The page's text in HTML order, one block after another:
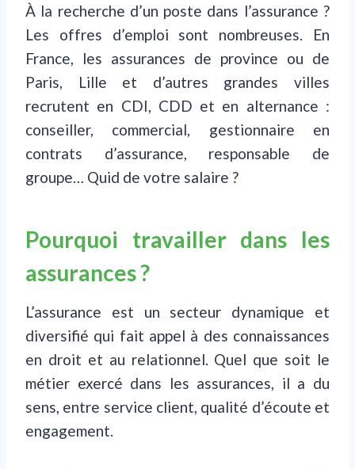
À la recherche d’un poste dans l’assurance ?
Les offres d’emploi sont nombreuses. En
France, les assurances de province ou de
Paris, Lille et d’autres grandes villes
recrutent en CDI, CDD et en alternance :
conseiller, commercial, gestionnaire en
contrats d’assurance, responsable de
groupe… Quid de votre salaire ?
Pourquoi travailler dans les
assurances ?
L’assurance est un secteur dynamique et
diversifié qui fait appel à des connaissances
en droit et au relationnel. Quel que soit le
métier exercé dans les assurances, il a du
sens, entre service client, qualité d’écoute et
engagement.